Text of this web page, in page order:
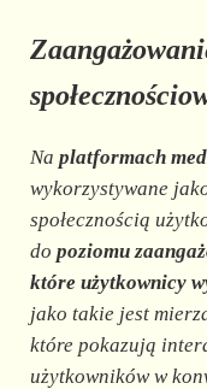
Na platformach
wykorzystywane
społecznością
do poziomu
które użytkownicy
jako takie jest
które pokazują
użytkowników w